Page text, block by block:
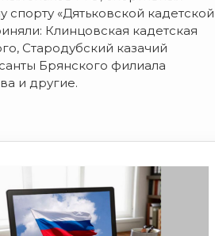
«Дятьковской кадетской
Клинцовская кадетская
, Стародубский казачий
Брянского филиала
и другие.